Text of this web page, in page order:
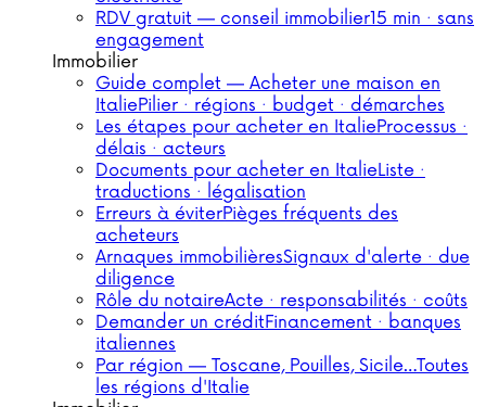
RDV gratuit — conseil immobilier15 min · sans
engagement
Immobilier
Guide complet — Acheter une maison en
ItaliePilier · régions · budget · démarches
Les étapes pour acheter en ItalieProcessus ·
délais · acteurs
Documents pour acheter en ItalieListe ·
traductions · légalisation
Erreurs à éviterPièges fréquents des
acheteurs
Arnaques immobilièresSignaux d'alerte · due
diligence
Rôle du notaireActe · responsabilités · coûts
Demander un créditFinancement · banques
italiennes
Par région — Toscane, Pouilles, Sicile…Toutes
les régions d'Italie